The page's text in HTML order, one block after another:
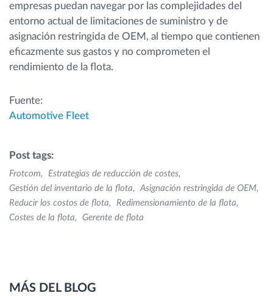
empresas puedan navegar por las complejidades del
entorno actual de limitaciones de suministro y de
asignación restringida de OEM, al tiempo que contienen
eficazmente sus gastos y no comprometen el
rendimiento de la flota.
Fuente:
Automotive Fleet
Post tags:
Frotcom
Estrategias de reducción de costes
Gestión del inventario de la flota
Asignación restringida de OEM
Reducir los costos de flota
Redimensionamiento de la flota
Costes de la flota
Gerente de flota
MÁS DEL BLOG